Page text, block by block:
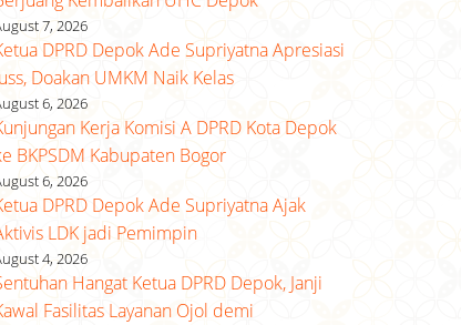
7, 2026
DPRD Depok Ade Supriyatna Apresiasi
Doakan UMKM Naik Kelas
6, 2026
Kerja Komisi A DPRD Kota Depok
BKPSDM Kabupaten Bogor
6, 2026
DPRD Depok Ade Supriyatna Ajak
LDK jadi Pemimpin
4, 2026
Hangat Ketua DPRD Depok, Janji
Fasilitas Layanan Ojol demi